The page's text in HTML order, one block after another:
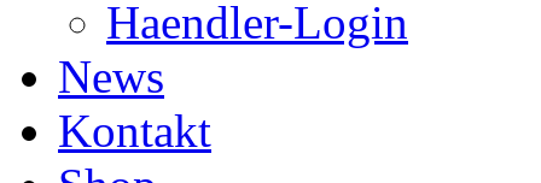
Haendler-Login
News
Kontakt